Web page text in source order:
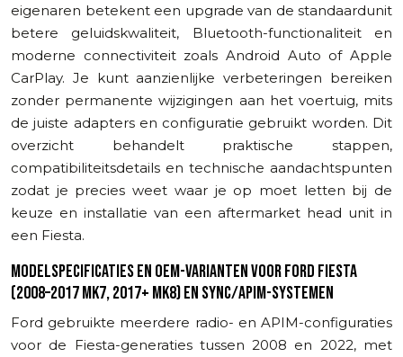
eigenaren betekent een upgrade van de standaardunit
betere geluidskwaliteit, Bluetooth-functionaliteit en
moderne connectiviteit zoals Android Auto of Apple
CarPlay. Je kunt aanzienlijke verbeteringen bereiken
zonder permanente wijzigingen aan het voertuig, mits
de juiste adapters en configuratie gebruikt worden. Dit
overzicht behandelt praktische stappen,
compatibiliteitsdetails en technische aandachtspunten
zodat je precies weet waar je op moet letten bij de
keuze en installatie van een aftermarket head unit in
een Fiesta.
MODELSPECIFICATIES EN OEM-VARIANTEN VOOR FORD FIESTA
(2008–2017 MK7, 2017+ MK8) EN SYNC/APIM-SYSTEMEN
Ford gebruikte meerdere radio- en APIM-configuraties
voor de Fiesta-generaties tussen 2008 en 2022, met